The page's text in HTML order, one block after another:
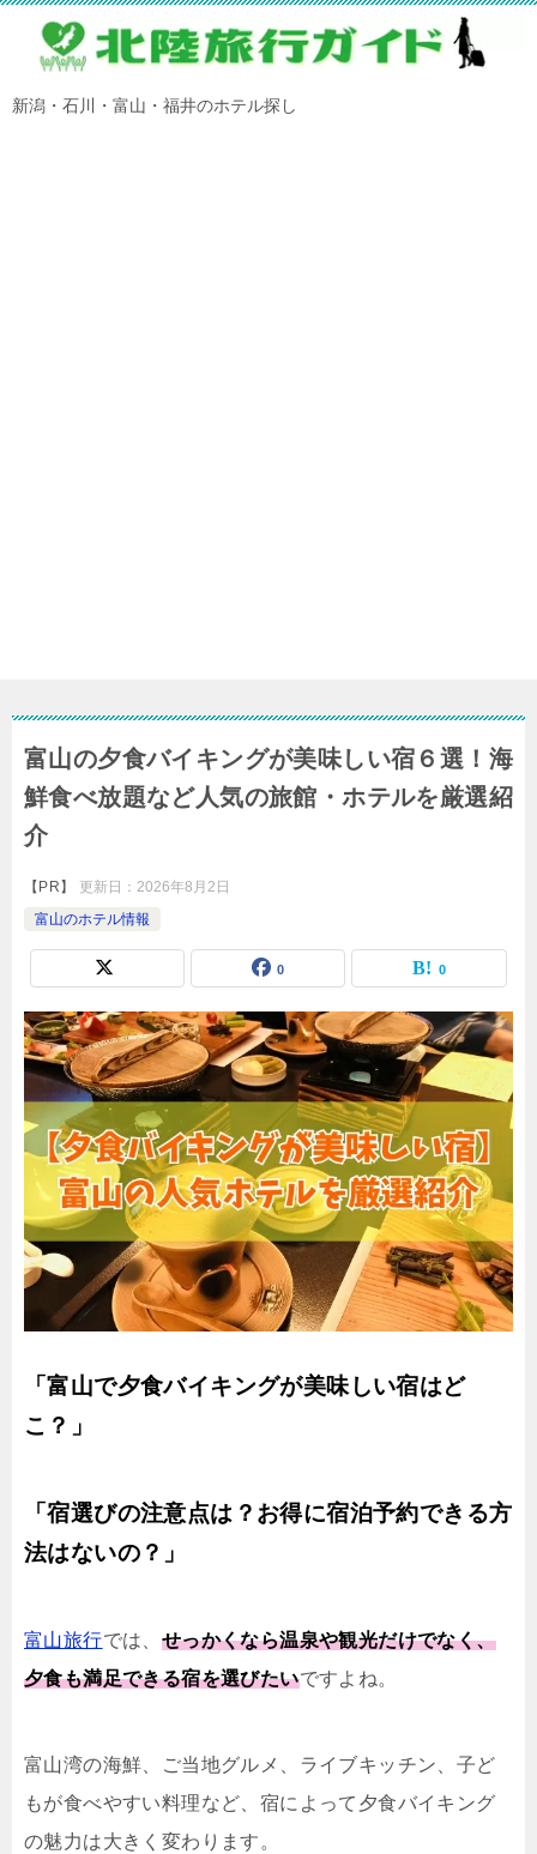
新潟・石川・富山・福井のホテル探し
富山の夕食バイキングが美味しい宿６選！海
鮮食べ放題など人気の旅館・ホテルを厳選紹
介
【PR】 更新日： 2026年8月2日
富山のホテル情報
0 0
「富山で夕食バイキングが美味しい宿はど
こ？」
「宿選びの注意点は？お得に宿泊予約できる方
法はないの？」
富山旅行では、 せっかくなら温泉や観光だけでなく、
夕食も満足できる宿を選びたいですよね。
富山湾の海鮮、ご当地グルメ、ライブキッチン、子ど
もが食べやすい料理など、宿によって夕食バイキング
の魅力は大きく変わります。